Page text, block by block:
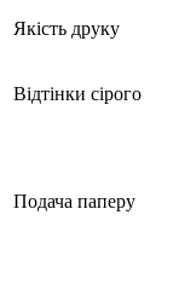
Якість друку
Відтінки сірого
Подача паперу